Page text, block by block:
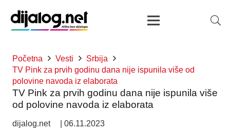
Početna Vesti
Srbija
TV Pink za prvih godinu dana nije ispunila više od
polovine navoda iz elaborata
TV Pink za prvih godinu dana nije ispunila više
od polovine navoda iz elaborata
dijalog.net |06.11.2023